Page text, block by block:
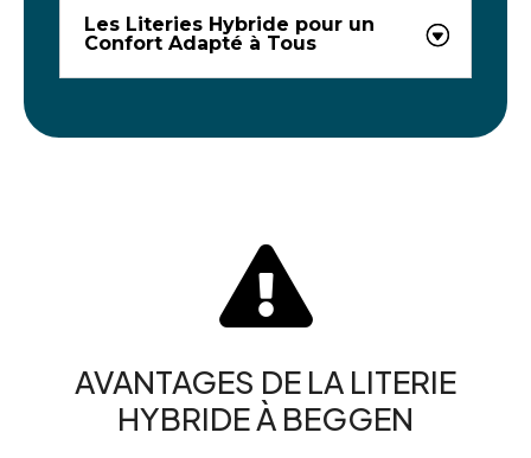
Les Literies Hybride pour un
Confort Adapté à Tous

AVANTAGES DE LA LITERIE
HYBRIDE À BEGGEN